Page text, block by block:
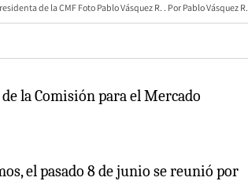
de la CMF Foto Pablo Vásquez R. Pablo Vásquez R.
la Comisión para el Mercado
el pasado 8 de junio se reunió por